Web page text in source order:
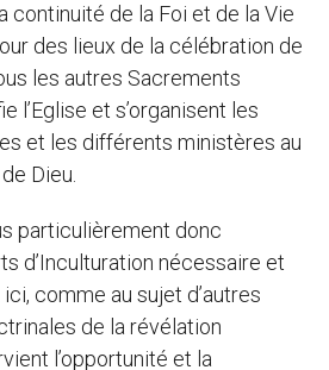
continuité de la Foi et de la Vie
des lieux de la célébration de
les autres Sacrements
l’Eglise et s’organisent les
et les différents ministères au
Dieu.
particulièrement donc
d’Inculturation nécessaire et
ici, comme au sujet d’autres
de la révélation
l’opportunité et la